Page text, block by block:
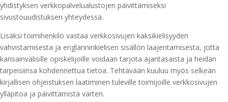
yhdistyksen verkkopalvelualustojen päivittämiseksi
sivustouudistuksen yhteydessä.
Lisäksi toimihenkilö vastaa verkkosivujen kaksikielisyyden
vahvistamisesta ja englanninkielisen sisällön laajentamisesta, jotta
kansainvälisille opiskelijoille voidaan tarjota ajantasaista ja heidän
tarpeisiinsa kohdennettua tietoa. Tehtävään kuuluu myös selkeän
kirjallisen ohjeistuksen laatiminen tuleville toimijoille verkkosivujen
ylläpitoa ja päivittämistä varten.